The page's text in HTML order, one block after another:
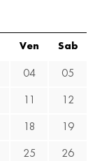
Ven Sab
04 05
12
18 19
25 26